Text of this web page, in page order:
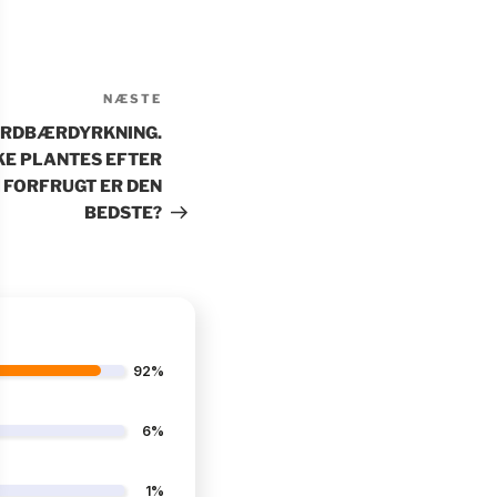
NÆSTE
PLANTES EFTER
ER DEN
BEDSTE?
92%
6%
1%